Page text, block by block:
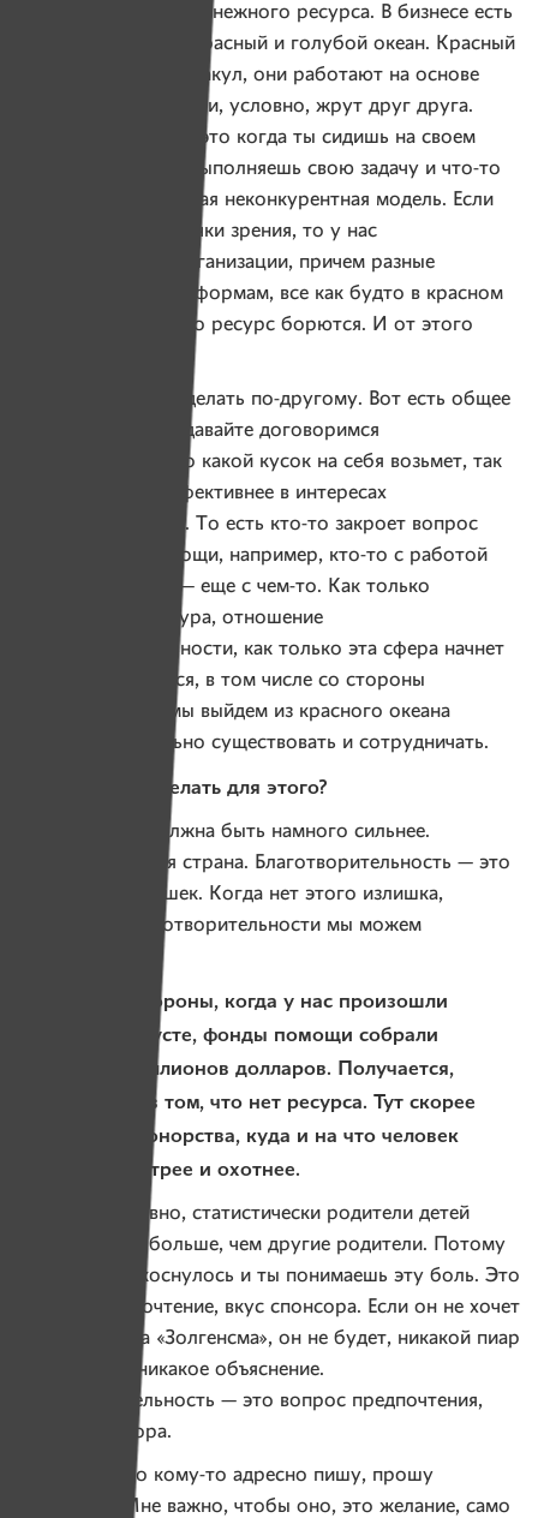
ситуация нехватки денежного ресурса. В бизнесе есть
такие понятия, как красный и голубой океан. Красный
океан — это бизнес акул, они работают на основе
жесткой конкуренции, условно, жрут друг друга.
А голубой океан — это когда ты сидишь на своем
месте моллюска и выполняешь свою задачу и что-то
с этого имеешь, такая неконкурентная модель. Если
смотреть с этой точки зрения, то у нас
некоммерческие организации, причем разные
по задачам, целям, формам, все как будто в красном
океане и за какой-то ресурс борются. И от этого
Я думаю, можно сделать по-другому. Вот есть общее
поле для работы, давайте договоримся
и распределим, кто какой кусок на себя возьмет, так
будет гораздо эффективнее в интересах
благополучателей. То есть кто-то закроет вопрос
медицинской помощи, например, кто-то с работой
поможет, третий — еще с чем-то. Как только
поменяется культура, отношение
к благотворительности, как только эта сфера начнет
структурироваться, в том числе со стороны
государства, то мы выйдем из красного океана
и начнем нормально существовать и сотрудничать.
— Что нужно сделать для этого?
— Экономика должна быть намного сильнее.
Мы очень бедная страна. Благотворительность — это
всегда про излишек. Когда нет этого излишка,
то о какой благотворительности мы можем
— С другой стороны, когда у нас произошли
события в августе, фонды помощи собрали
несколько миллионов долларов. Получается,
проблема не в том, что нет ресурса. Тут скорее
психология донорства, куда и на что человек
жертвует быстрее и охотнее.
— Да, безусловно, статистически родители детей
со СМА дают больше, чем другие родители. Потому
что тебя это коснулось и ты понимаешь эту боль. Это
личное предпочтение, вкус спонсора. Если он не хочет
жертвовать на «Золгенсма», он не будет, никакой пиар
не поможет, никакое объяснение.
Благотворительность — это вопрос предпочтения,
личного выбора.
Я очень редко кому-то адресно пишу, прошу
о помощи. Мне важно, чтобы оно, это желание, само